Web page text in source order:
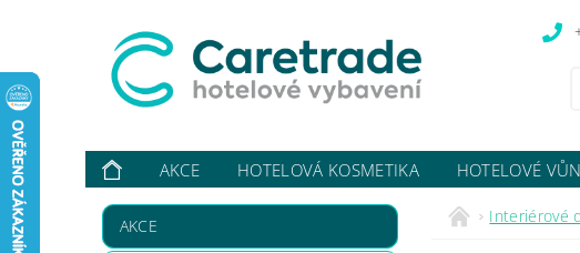
AKCE HOTELOVÁ KOSMETIKA HOTELOVÉ
VYBAVUJI ...
KONTAKTY O NÁS HODNOCENÍ
AKCE Interiérové